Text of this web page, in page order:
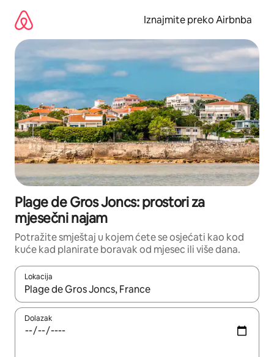
sadržaj
Iznajmite preko Airbnba
Plage de Gros Joncs: prostori za
mjesečni najam
Potražite smještaj u kojem ćete se osjećati kao kod
kuće kad planirate boravak od mjesec ili više dana.
Lokacija
Kada budu dostupni rezultati, moći ćete ih pregledati
Dolazak